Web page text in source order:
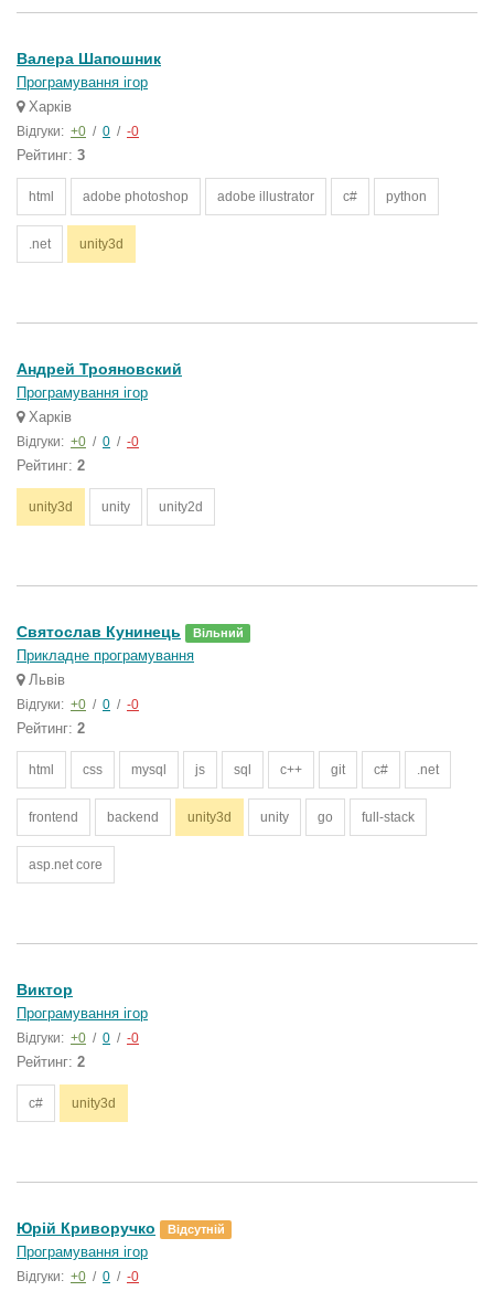
Валера Шапошник
Програмування ігор
Харків
Відгуки: +0 / 0 / -0
Рейтинг: 3
html adobe photoshop adobe illustrator c# python
.net unity3d
Андрей Трояновский
Програмування ігор
Харків
Відгуки: +0 / 0 / -0
Рейтинг: 2
unity3d unity unity2d
Святослав Кунинець Вільний
Прикладне програмування
Львів
Відгуки: +0 / 0 / -0
Рейтинг: 2
html css mysql js sql c++ git c# .net
frontend backend unity3d unity go full-stack
asp.net core
Виктор
Програмування ігор
Відгуки: +0 / 0 / -0
Рейтинг: 2
c# unity3d
Юрій Криворучко Відсутній
Програмування ігор
Відгуки: +0 / 0 / -0